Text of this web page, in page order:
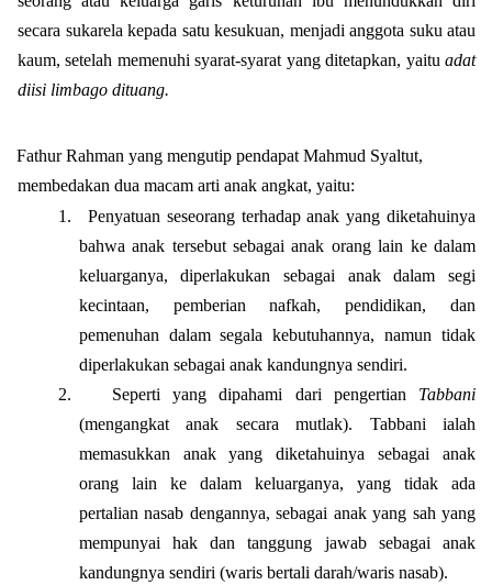
secara sukarela kepada satu kesukuan, menjadi anggota suku atau
kaum, setelah memenuhi syarat-syarat yang ditetapkan, yaitu adat
diisi limbago dituang.
Fathur Rahman yang mengutip pendapat Mahmud Syaltut,
membedakan dua macam arti anak angkat, yaitu:
1.
Penyatuan seseorang terhadap anak yang diketahuinya
bahwa anak tersebut sebagai anak orang lain ke dalam
keluarganya, diperlakukan sebagai anak dalam segi
kecintaan, pemberian nafkah, pendidikan, dan
pemenuhan dalam segala kebutuhannya, namun tidak
diperlakukan sebagai anak kandungnya sendiri.
2.
Seperti yang dipahami dari pengertian Tabbani
(mengangkat anak secara mutlak). Tabbani ialah
memasukkan anak yang diketahuinya sebagai anak
orang lain ke dalam keluarganya, yang tidak ada
pertalian nasab dengannya, sebagai anak yang sah yang
mempunyai hak dan tanggung jawab sebagai anak
kandungnya sendiri (waris bertali darah/waris nasab).